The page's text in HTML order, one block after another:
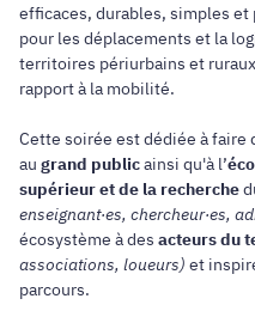
efficaces, durables, simples
pour les déplacements et la
territoires périurbains et
rapport à la mobilité.
Cette soirée est dédiée à
au grand publicainsi qu'à l’
supérieur et de la recherche
enseignant·es, chercheur·es,
écosystème à des acteurs du
associations, loueurs) et
parcours.